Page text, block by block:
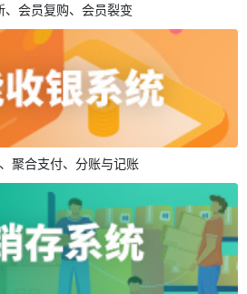
、会员复购、会员裂变
聚合支付、分账与记账